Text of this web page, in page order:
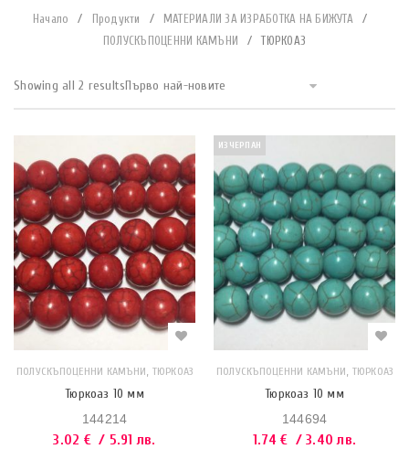
Начало / Продукти / МАТЕРИАЛИ ЗА ИЗРАБОТКА НА БИЖУТА
/
ПОЛУСКЪПОЦЕННИ КАМЪНИ
/ ТЮРКОАЗ
Showing all 2 resultsПърво най-новите
ПОЛУСКЪПОЦЕННИ КАМЪНИ, ТЮРКОАЗ
Тюркоаз 10 мм
144214
3.02 € / 5.91 лв.
ИЗЧЕРПАН
ПОЛУСКЪПОЦЕННИ КАМЪНИ, ТЮРКОАЗ
Тюркоаз 10 мм
144694
1.74€ / 3.40 лв.